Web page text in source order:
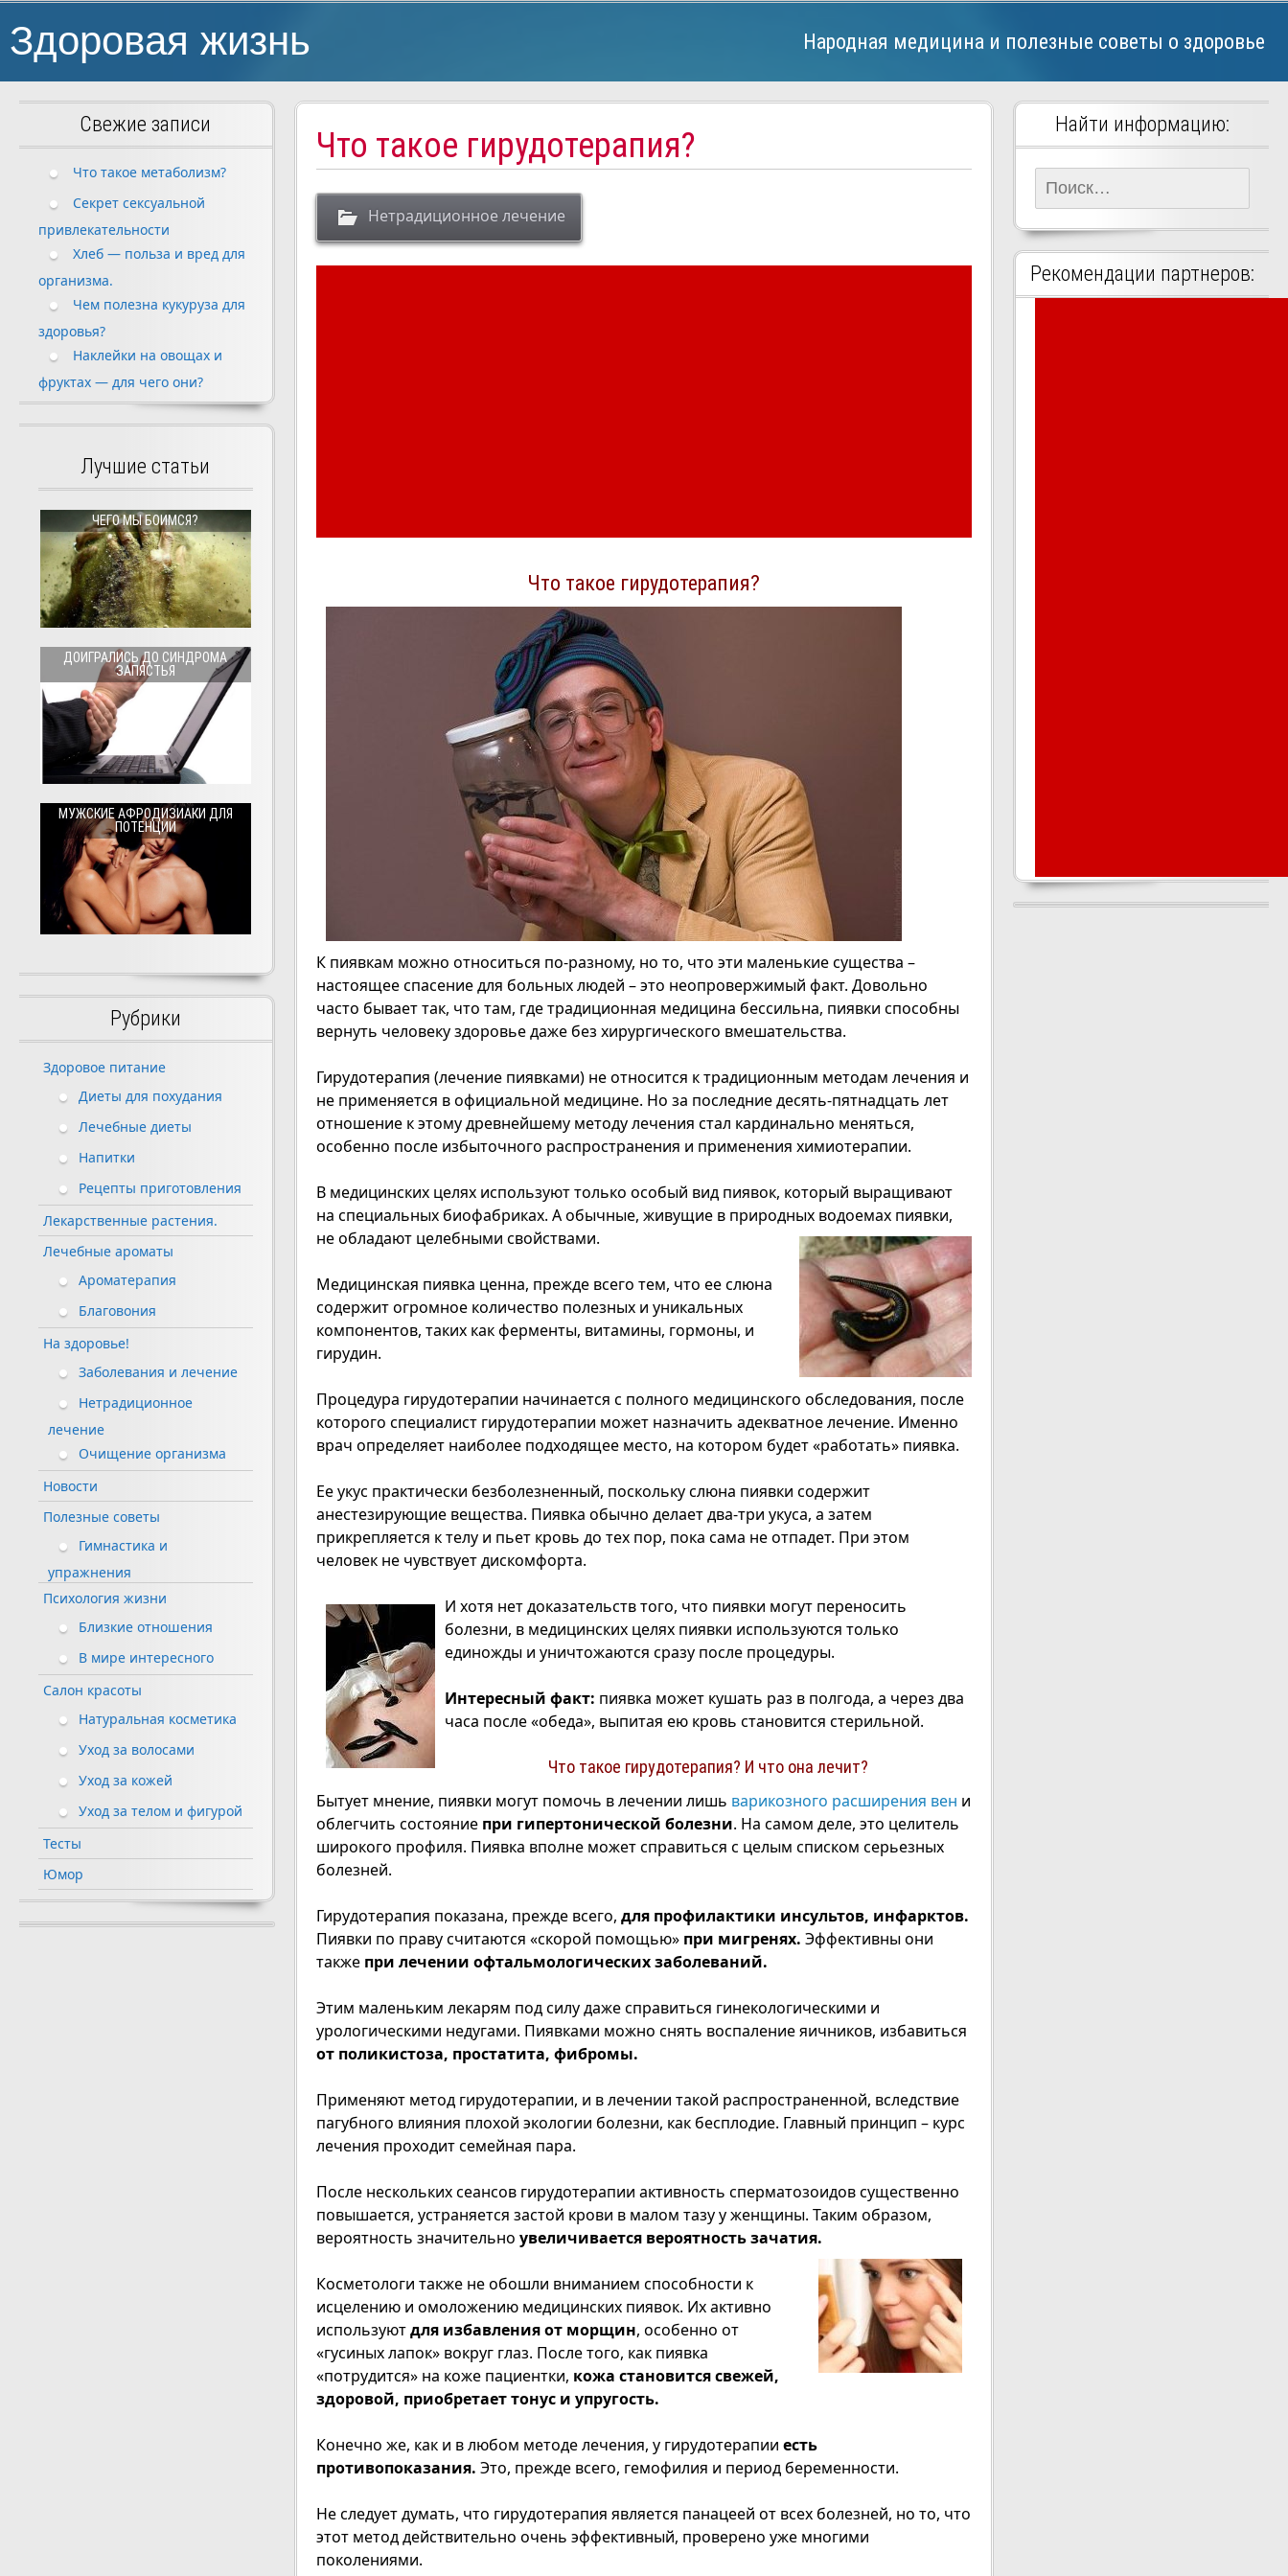
Здоровая жизнь Народная медицина и полезные советы о здоровье
Что такое гирудотерапия?
Нетрадиционное лечение
Что такое гирудотерапия?
К пиявкам можно относиться по-разному, но то, что эти маленькие существа –
настоящее спасение для больных людей – это неопровержимый факт. Довольно
часто бывает так, что там, где традиционная медицина бессильна, пиявки способны
вернуть человеку здоровье даже без хирургического вмешательства.
Гирудотерапия (лечение пиявками) не относится к традиционным методам лечения и
не применяется в официальной медицине. Но за последние десять-пятнадцать лет
отношение к этому древнейшему методу лечения стал кардинально меняться,
особенно после избыточного распространения и применения химиотерапии.
В медицинских целях используют только особый вид пиявок, который выращивают
на специальных биофабриках. А обычные, живущие в природных водоемах пиявки,
не обладают целебными свойствами.
Медицинская пиявка ценна, прежде всего тем, что ее слюна
содержит огромное количество полезных и уникальных
компонентов, таких как ферменты, витамины, гормоны, и
гирудин.
Процедура гирудотерапии начинается с полного медицинского обследования, после
которого специалист гирудотерапии может назначить адекватное лечение. Именно
врач определяет наиболее подходящее место, на котором будет «работать» пиявка.
Ее укус практически безболезненный, поскольку слюна пиявки содержит
анестезирующие вещества. Пиявка обычно делает два-три укуса, а затем
прикрепляется к телу и пьет кровь до тех пор, пока сама не отпадет. При этом
человек не чувствует дискомфорта.
И хотя нет доказательств того, что пиявки могут переносить
болезни, в медицинских целях пиявки используются только
единожды и уничтожаются сразу после процедуры.
Интересный факт: пиявка может кушать раз в полгода, а через два
часа после «обеда», выпитая ею кровь становится стерильной.
Что такое гирудотерапия? И что она лечит?
Бытует мнение, пиявки могут помочь в лечении лишь варикозного расширения вен и
облегчить состояние при гипертонической болезни. На самом деле, это целитель
широкого профиля. Пиявка вполне может справиться с целым списком серьезных
болезней.
Гирудотерапия показана, прежде всего, для профилактики инсультов, инфарктов.
Пиявки по праву считаются «скорой помощью» при мигренях. Эффективны они
также при лечении офтальмологических заболеваний.
Этим маленьким лекарям под силу даже справиться гинекологическими и
урологическими недугами. Пиявками можно снять воспаление яичников, избавиться
от поликистоза, простатита, фибромы.
Применяют метод гирудотерапии, и в лечении такой распространенной, вследствие
пагубного влияния плохой экологии болезни, как бесплодие. Главный принцип – курс
лечения проходит семейная пара.
После нескольких сеансов гирудотерапии активность сперматозоидов существенно
повышается, устраняется застой крови в малом тазу у женщины. Таким образом,
вероятность значительно увеличивается вероятность зачатия.
Косметологи также не обошли вниманием способности к
исцелению и омоложению медицинских пиявок. Их активно
используютдля избавления от морщин, особенно от
«гусиных лапок» вокруг глаз. После того, как пиявка
«потрудится» на коже пациентки, кожа становится свежей,
здоровой, приобретает тонус и упругость.
Конечно же, как и в любом методе лечения, у гирудотерапии есть
противопоказания. Это, прежде всего, гемофилия и период беременности.
Не следует думать, что гирудотерапия является панацеей от всех болезней, но то, что
этот метод действительно очень эффективный, проверено уже многими
поколениями.
Свежие записи
Что такое метаболизм?
Секрет сексуальной
привлекательности
Хлеб — польза и вред для
организма.
Чем полезна кукуруза для
здоровья?
Наклейки на овощах и
фруктах — для чего они?
Лучшие статьи
ЧЕГО МЫ БОИМСЯ?
ДОИГРАЛИСЬ ДО СИНДРОМА
ЗАПЯСТЬЯ
МУЖСКИЕ АФРОДИЗИАКИ ДЛЯ
ПОТЕНЦИИ
Рубрики
Здоровое питание
Диеты для похудания
Лечебные диеты
Напитки
Рецепты приготовления
Лекарственные растения.
Лечебные ароматы
Ароматерапия
Благовония
На здоровье!
Заболевания и лечение
Нетрадиционное
лечение
Очищение организма
Новости
Полезные советы
Гимнастика и
упражнения
Психология жизни
Близкие отношения
В мире интересного
Салон красоты
Натуральная косметика
Уход за волосами
Уход за кожей
Уход за телом и фигурой
Тесты
Юмор
Найти информацию:
Рекомендации партнеров: